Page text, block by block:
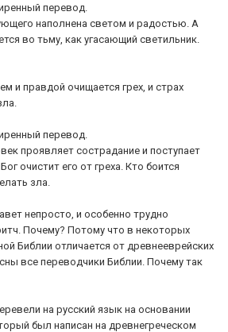
перевод.
наполнена светом и радостью. А
во тьму, как угасающий светильник.
и правдой очищается грех, и страх
перевод.
проявляет сострадание и поступает
очистит его от греха. Кто боится
зла.
непросто, и особенно трудно
Почему? Потому что в некоторых
Библии отличается от древнееврейских
все переводчики Библии. Почему так
на русский язык на основании
был написан на древнегреческом